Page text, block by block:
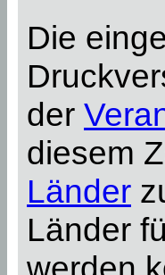
Die
der
diesem
Länder
Länder
werden